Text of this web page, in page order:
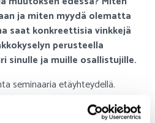
ja miten myydä olematta
saat konkreettisia vinkkejä
perusteella
sinulle ja muille osallistujille.
seminaaria etäyhteydellä.
seminaarin myöhemmin.